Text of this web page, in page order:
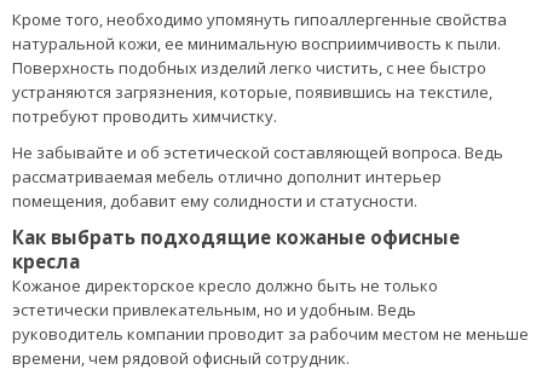
Кроме того, необходимо упомянуть гипоаллергенные свойства
натуральной кожи, ее минимальную восприимчивость к пыли.
Поверхность подобных изделий легко чистить, с нее быстро
устраняются загрязнения, которые, появившись на текстиле,
потребуют проводить химчистку.
Не забывайте и об эстетической составляющей вопроса. Ведь
рассматриваемая мебель отлично дополнит интерьер
помещения, добавит ему солидности и статусности.
Как выбрать подходящие кожаные офисные
кресла
Кожаное директорское кресло должно быть не только
эстетически привлекательным, но и удобным. Ведь
руководитель компании проводит за рабочим местом не меньше
времени, чем рядовой офисный сотрудник.